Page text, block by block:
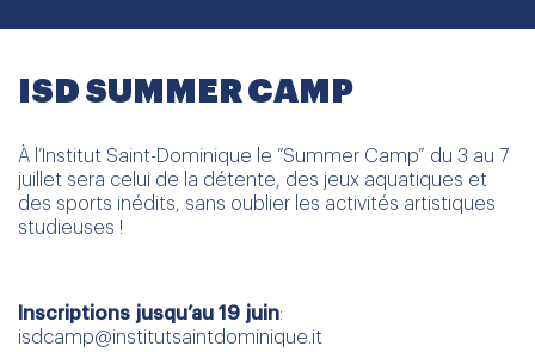
ISD SUMMER CAMP
À l’Institut Saint-Dominique le “Summer Camp” du 3 au 7
juillet sera celui de la détente, des jeux aquatiques et
des sports inédits, sans oublier les activités artistiques
studieuses !
Inscriptions jusqu’au 19 juin:
isdcamp@institutsaintdominique.it